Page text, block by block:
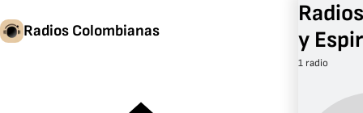
Radios Colombianas
y
1 radio